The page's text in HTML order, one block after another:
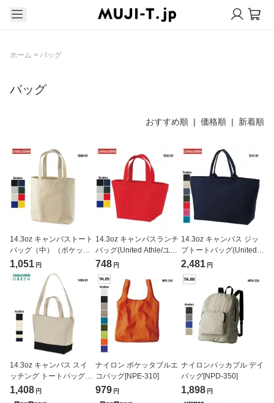
ホーム > バッグ
バッグ
おすすめ順 | 価格順 | 新着順
14.3oz キャンバストート
バッグ（中）（ポケット
付き）(United Athle/ユナ
イテッドアスレ)[1508-
01]
1,051 円
14.3oz キャンバスランチ
バッグ(United Athle/ユナ
イテッドアスレ)[1543-
01]
748 円
14.3oz キャンバス ジッ
プトートバッグ(United
Athle/ユナイテッドアス
レ)[1515-01]
2,481 円
14.3oz キャンバス スイ
ッチング トートバッグ
(United Athle/ユナイテッ
1,408 円
ナイロン ポケッタブルエ
コバッグ[NPE-310]
979 円
ナイロンパッカブル デイ
バッグ[NPD-350]
1,898 円